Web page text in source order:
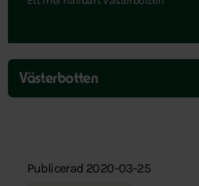
Hoppa
över
menyn
Västerbotten
Publicerad 2020-03-25